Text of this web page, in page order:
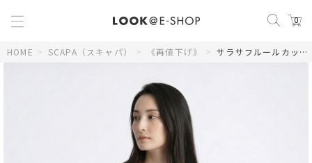
0
HOME > SCAPA（スキャパ） > 《再値下げ》 > サラサフルールカットソー